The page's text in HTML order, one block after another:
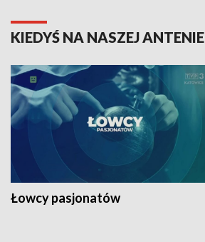
KIEDYŚ NA NASZEJ ANTENIE
Łowcy pasjonatów